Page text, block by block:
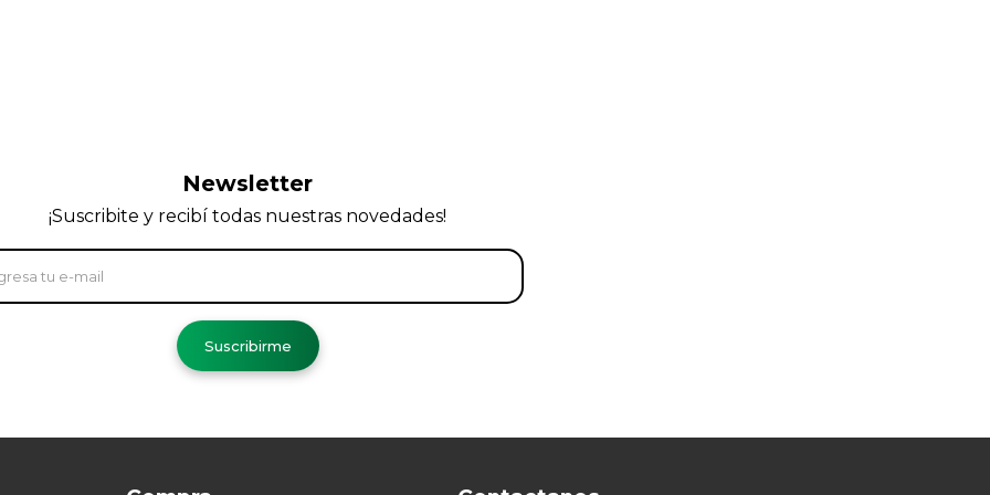
Newsletter
¡Suscribite y recibí todas nuestras novedades!
Suscribirme